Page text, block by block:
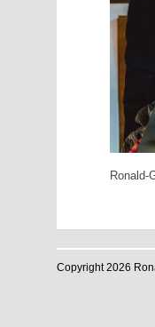
Ronald-
Copyright 2026